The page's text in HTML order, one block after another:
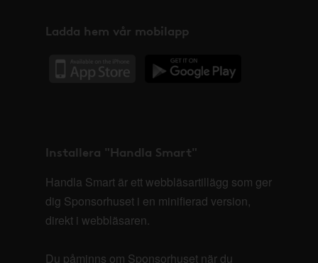
Ladda hem vår mobilapp
Installera "Handla Smart"
Handla Smart är ett webbläsartillägg som ger
dig Sponsorhuset i en minifierad version,
direkt i webbläsaren.
Du påminns om Sponsorhuset när du